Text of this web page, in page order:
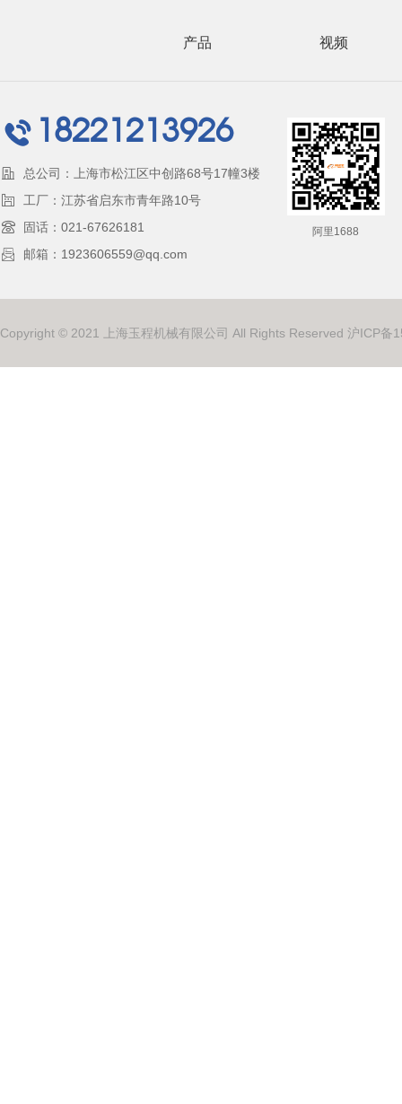
产品 视频
18221213926
总公司：上海市松江区中创路68号17幢3楼
工厂：江苏省启东市青年路10号
固话：021-67626181
邮箱：1923606559@qq.com
阿里1688
Copyright © 2021 上海玉程机械有限公司 All Rights Reserved 沪ICP备